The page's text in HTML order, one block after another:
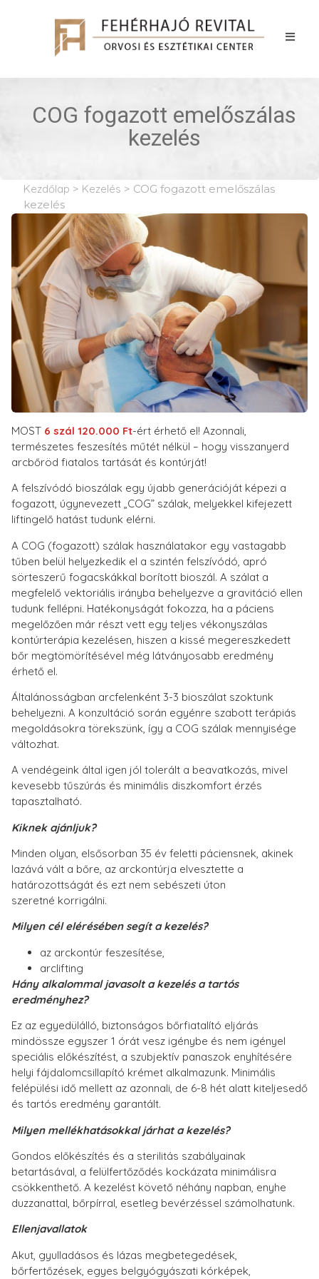
COG fogazott emelőszálas
kezelés
Kezdőlap > Kezelés > COG fogazott emelőszálas
kezelés
MOST 6 szál 120.000 Ft-ért érhető el! Azonnali,
természetes feszesítés műtét nélkül – hogy visszanyerd
arcbőröd fiatalos tartását és kontúrját!
A felszívódó bioszálak egy újabb generációját képezi a
fogazott, úgynevezett „COG” szálak, melyekkel kifejezett
liftingelő hatást tudunk elérni.
A COG (fogazott) szálak használatakor egy vastagabb
tűben belül helyezkedik el a szintén felszívódó, apró
sörteszerű fogacskákkal borított bioszál. A szálat a
megfelelő vektoriális irányba behelyezve a gravitáció ellen
tudunk fellépni. Hatékonyságát fokozza, ha a páciens
megelőzően már részt vett egy teljes vékonyszálas
kontúrterápia kezelésen, hiszen a kissé megereszkedett
bőr megtömörítésével még látványosabb eredmény
érhető el.
Általánosságban arcfelenként 3-3 bioszálat szoktunk
behelyezni. A konzultáció során egyénre szabott terápiás
megoldásokra törekszünk, így a COG szálak mennyisége
változhat.
A vendégeink által igen jól tolerált a beavatkozás, mivel
kevesebb tűszúrás és minimális diszkomfort érzés
tapasztalható.
Kiknek ajánljuk?
Minden olyan, elsősorban 35 év feletti páciensnek, akinek
lazává vált a bőre, az arckontúrja elvesztette a
határozottságát és ezt nem sebészeti úton
szeretné korrigálni.
Milyen cél elérésében segít a kezelés?
az arckontúr feszesítése,
arclifting
Hány alkalommal javasolt a kezelés a tartós
eredményhez?
Ez az egyedülálló, biztonságos bőrfiatalító eljárás
mindössze egyszer 1 órát vesz igénybe és nem igényel
speciális előkészítést, a szubjektív panaszok enyhítésére
helyi fájdalomcsillapító krémet alkalmazunk. Minimális
felépülési idő mellett az azonnali, de 6-8 hét alatt kiteljesedő
és tartós eredmény garantált.
Milyen mellékhatásokkal járhat a kezelés?
Gondos előkészítés és a sterilitás szabályainak
betartásával, a felülfertőződés kockázata minimálisra
csökkenthető. A kezelést követő néhány napban, enyhe
duzzanattal, bőrpírral, esetleg bevérzéssel számolhatunk.
Ellenjavallatok
Akut, gyulladásos és lázas megbetegedések,
bőrfertőzések, egyes belgyógyászati kórképek,